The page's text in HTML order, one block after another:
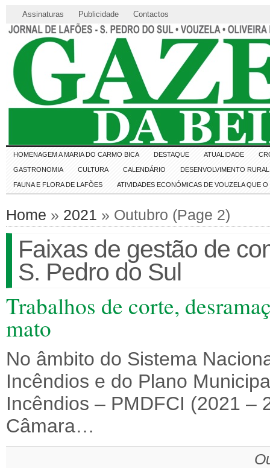
Assinaturas Publicidade Contactos
HOMENAGEM A MARIA DO CARMO BICA DESTAQUE ATUALIDADE
GASTRONOMIA CULTURA CALENDÁRIO DESENVOLVIMENTO RURAL
FAUNA E FLORA DE LAFÕES ATIVIDADES ECONÓMICAS DE VOUZELA QUE
Home » 2021 » Outubro (Page 2)
Faixas de gestão de
S. Pedro do Sul
Trabalhos de corte,
mato
No âmbito do Sistema
Incêndios e do Plano
Incêndios – PMDFCI (2021 –
Câmara…